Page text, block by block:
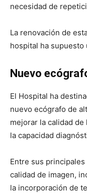
necesidad de
La renovación de
hospital ha supuesto
Nuevo
El Hospital ha
nuevo ecógrafo de
mejorar la calidad
la capacidad
Entre sus
calidad de imagen,
la incorporación de